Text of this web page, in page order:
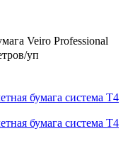
Veiro Professional
уп